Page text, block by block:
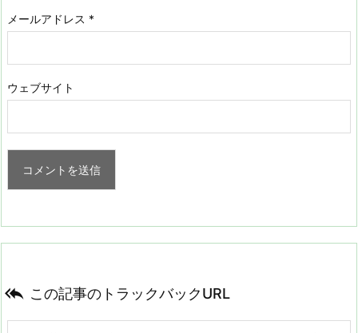
メールアドレス *
ウェブサイト
 この記事のトラックバックURL